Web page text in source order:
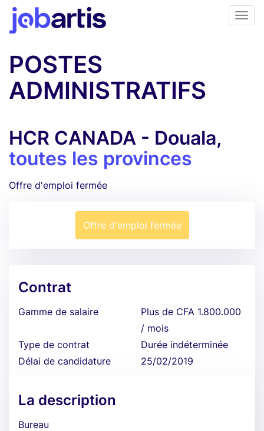
POSTES
ADMINISTRATIFS
HCR CANADA - Douala,
toutes les provinces
Offre d'emploi fermée
Offre d'emploi fermée
Contrat
Gamme de salaire
Plus de CFA 1.800.000
/ mois
Type de contrat
Durée indéterminée
Délai de candidature
25/02/2019
La description
Bureau